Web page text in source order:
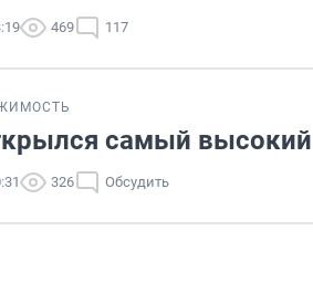
469 117
самый
326 Обсудить